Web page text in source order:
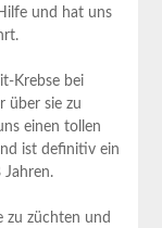
und hat uns
Krebse bei
über sie zu
einen tollen
ist definitiv ein
Jahren.
zu züchten und